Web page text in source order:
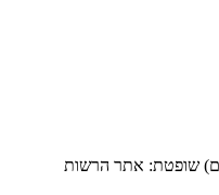
שופטת: אתר הרשות